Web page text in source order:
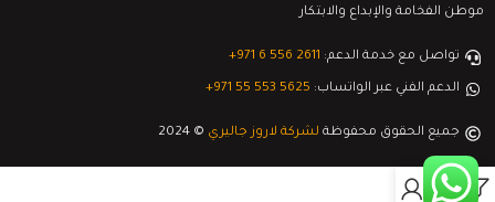
موطن الفخامة والإبداع والابتكار
تواصل مع خدمة الدعم: ‎+971 6 556 2611
الدعم الفني عبر الواتساب: ‎+971 55 553 5625
جميع الحقوق محفوظة لشركة لاروز جاليري © 2024
0